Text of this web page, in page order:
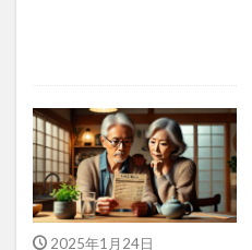
2025年1月24日